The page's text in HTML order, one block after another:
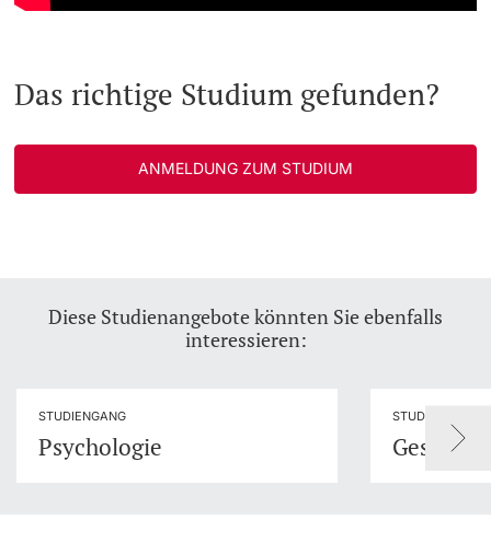
Das richtige Studium gefunden?
ANMELDUNG ZUM STUDIUM
Diese Studienangebote könnten Sie ebenfalls
interessieren:
STUDIENGANG
Psychologie
STUDIENFACH